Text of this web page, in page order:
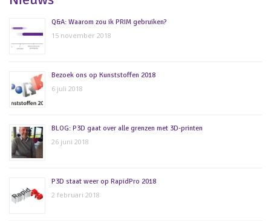
Q&A: Waarom zou ik PRIM gebruiken?
15 november 2018
Bezoek ons op Kunststoffen 2018
6 juli 2018
BLOG: P3D gaat over alle grenzen met 3D-printen
26 juni 2018
P3D staat weer op RapidPro 2018
2 februari 2018